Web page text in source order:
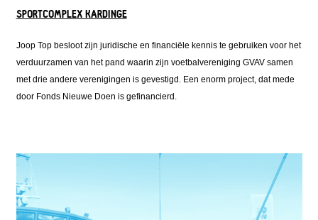
SPORTCOMPLEX KARDINGE
Joop Top besloot zijn juridische en financiële kennis te gebruiken voor het
verduurzamen van het pand waarin zijn voetbalvereniging GVAV samen
met drie andere verenigingen is gevestigd. Een enorm project, dat mede
door Fonds Nieuwe Doen is gefinancierd.